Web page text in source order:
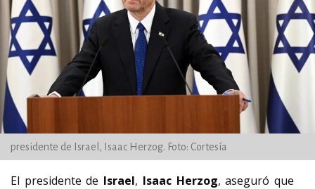
presidente de Israel, Isaac Herzog. Foto: Cortesía
El presidente de Israel, Isaac Herzog, aseguró que